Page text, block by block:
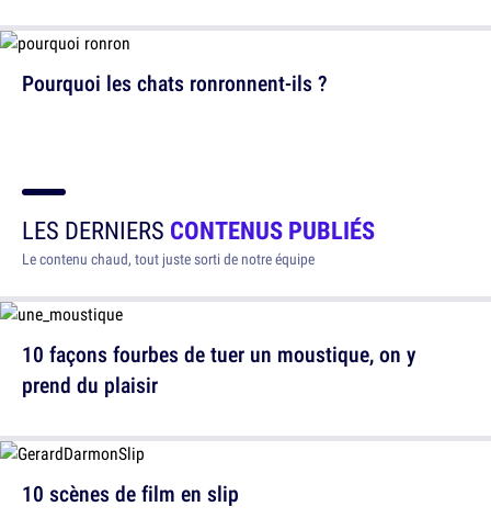
Pourquoi les chats ronronnent-ils ?
LES DERNIERS CONTENUS PUBLIÉS
Le contenu chaud, tout juste sorti de notre équipe
10 façons fourbes de tuer un moustique, on y
prend du plaisir
10 scènes de film en slip